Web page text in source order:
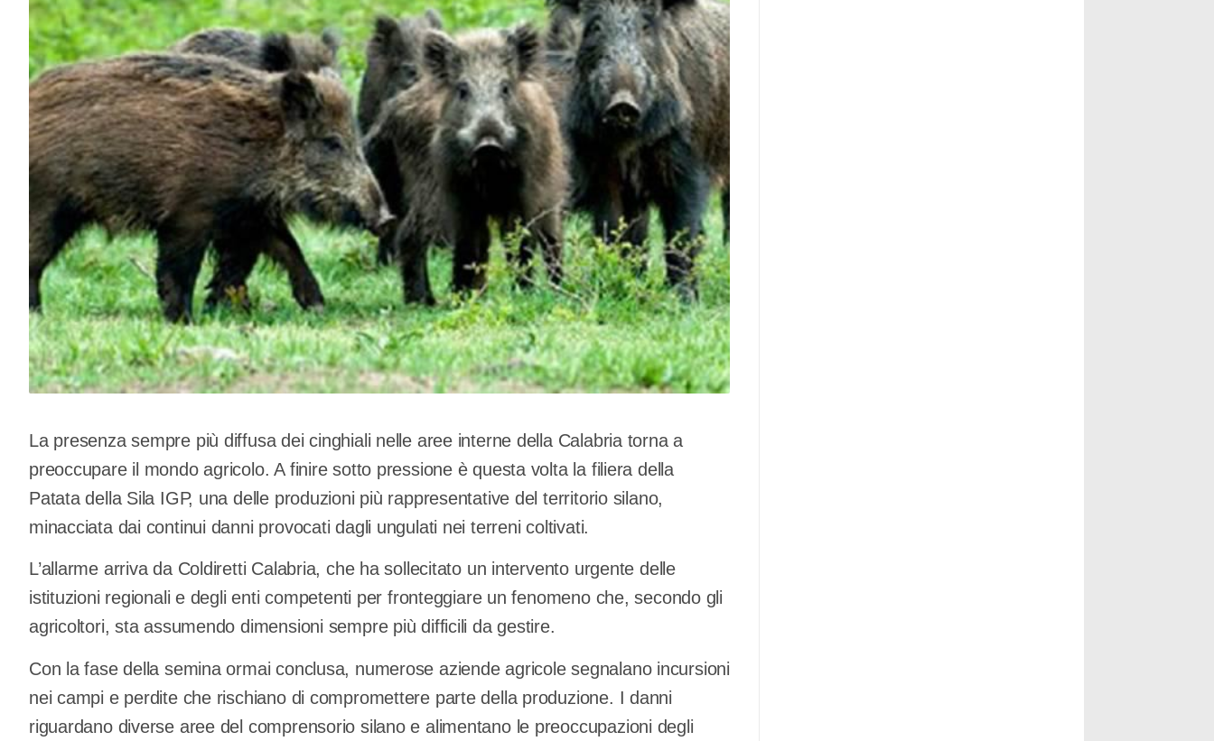
La presenza sempre più diffusa dei cinghiali nelle aree interne della Calabria torna a
preoccupare il mondo agricolo. A finire sotto pressione è questa volta la filiera della
Patata della Sila IGP, una delle produzioni più rappresentative del territorio silano,
minacciata dai continui danni provocati dagli ungulati nei terreni coltivati.
L’allarme arriva da Coldiretti Calabria, che ha sollecitato un intervento urgente delle
istituzioni regionali e degli enti competenti per fronteggiare un fenomeno che, secondo gli
agricoltori, sta assumendo dimensioni sempre più difficili da gestire.
Con la fase della semina ormai conclusa, numerose aziende agricole segnalano incursioni
nei campi e perdite che rischiano di compromettere parte della produzione. I danni
riguardano diverse aree del comprensorio silano e alimentano le preoccupazioni degli